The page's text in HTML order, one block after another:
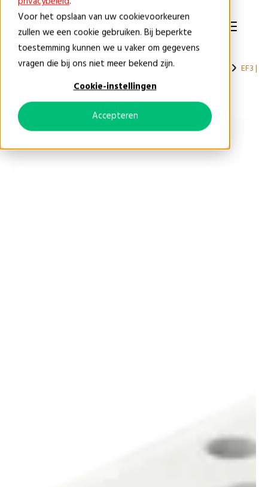
Voor het opslaan van uw cookievoorkeuren
zullen we een cookie gebruiken. Bij beperkte
toestemming kunnen we u vaker om gegevens
vragen die bij ons niet meer bekend zijn.
Cookie-instellingen
Accepteren
NL
Producten Faunavoorzieningen
EF3 |